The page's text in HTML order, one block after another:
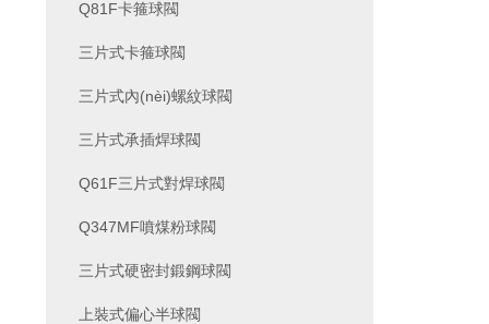
Q81F卡箍球閥
三片式卡箍球閥
三片式內(nèi)螺紋球閥
三片式承插焊球閥
Q61F三片式對焊球閥
Q347MF噴煤粉球閥
三片式硬密封鍛鋼球閥
上裝式偏心半球閥